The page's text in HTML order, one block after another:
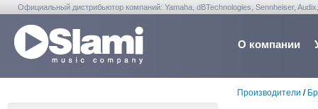
Официальный дистрибьютор компаний: Yamaha, dBTechnologies, Sennheiser,
О компании
Производители /